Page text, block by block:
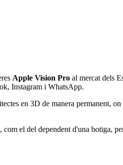
Apple Vision Pro al mercat dels
Instagram i WhatsApp.
en 3D de manera permanent,
el del dependent d'una botiga,